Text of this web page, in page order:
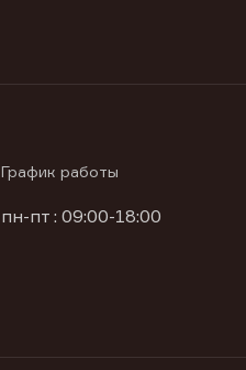
График работы
пн-пт : 09:00-18:00